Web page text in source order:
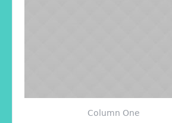
Column One